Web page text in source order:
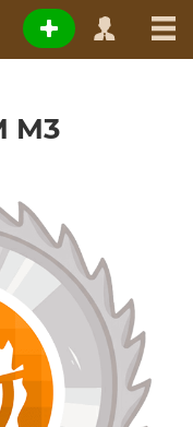
M3